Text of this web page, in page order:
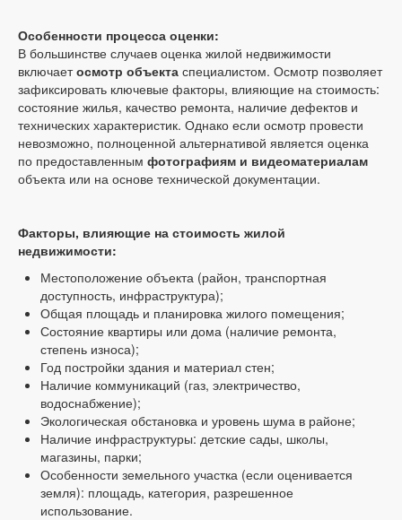
Особенности процесса оценки:
В большинстве случаев оценка жилой недвижимости
включаетосмотр объекта специалистом. Осмотр позволяет
зафиксировать ключевые факторы, влияющие на стоимость:
состояние жилья, качество ремонта, наличие дефектов и
технических характеристик. Однако если осмотр провести
невозможно, полноценной альтернативой является оценка
по предоставленным фотографиям и видеоматериалам
объекта или на основе технической документации.
Факторы, влияющие на стоимость жилой
недвижимости:
Местоположение объекта (район, транспортная
доступность, инфраструктура);
Общая площадь и планировка жилого помещения;
Состояние квартиры или дома (наличие ремонта,
степень износа);
Год постройки здания и материал стен;
Наличие коммуникаций (газ, электричество,
водоснабжение);
Экологическая обстановка и уровень шума в районе;
Наличие инфраструктуры: детские сады, школы,
магазины, парки;
Особенности земельного участка (если оценивается
земля): площадь, категория, разрешенное
использование.